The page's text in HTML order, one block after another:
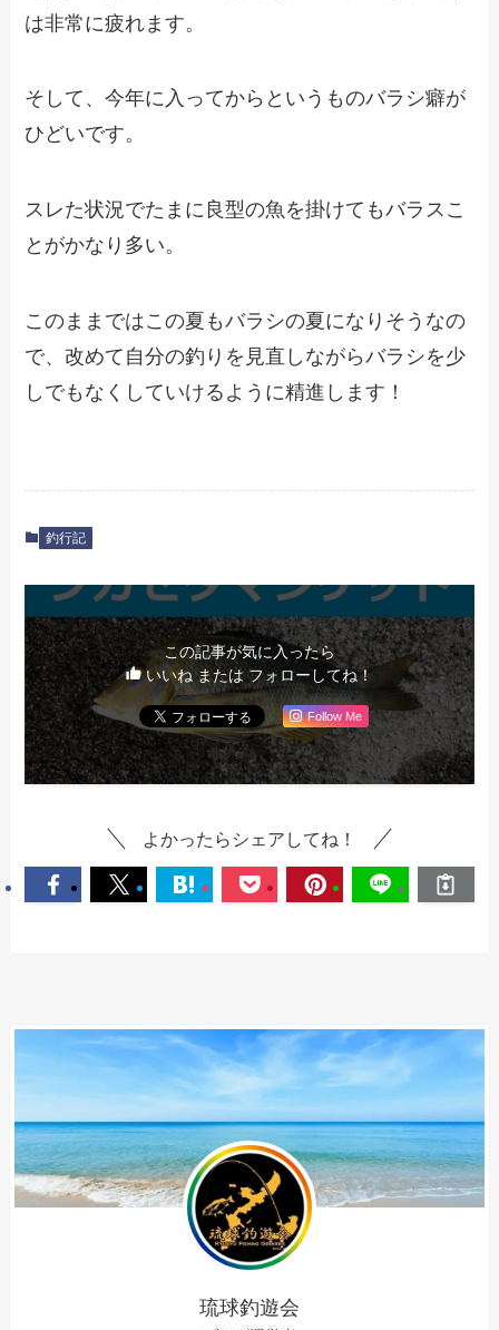
は非常に疲れます。
そして、今年に入ってからというものバラシ癖が
ひどいです。
スレた状況でたまに良型の魚を掛けてもバラスこ
とがかなり多い。
このままではこの夏もバラシの夏になりそうなの
で、改めて自分の釣りを見直しながらバラシを少
しでもなくしていけるように精進します！
釣行記
この記事が気に入ったら
いいね または フォローしてね！
Follow Me
よかったらシェアしてね！
琉球釣遊会